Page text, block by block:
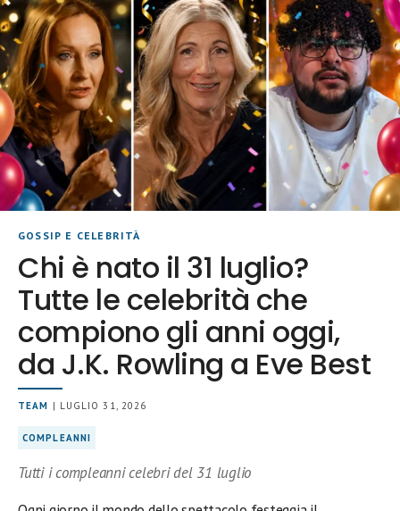
GOSSIP E CELEBRITÀ
Chi è nato il 31 luglio?
Tutte le celebrità che
compiono gli anni oggi,
da J.K. Rowling a Eve Best
TEAM | LUGLIO 31, 2026
COMPLEANNI
Tutti i compleanni celebri del 31 luglio